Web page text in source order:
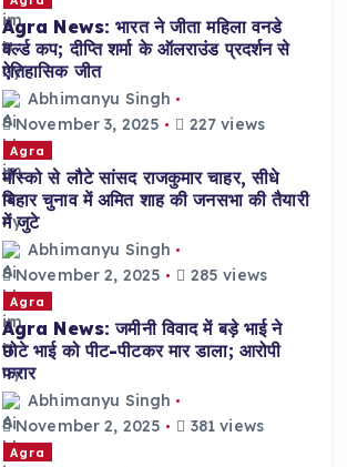
Agra News: भारत ने जीता महिला वनडे
वर्ल्ड कप; दीप्ति शर्मा के ऑलराउंड प्रदर्शन से
ऐतिहासिक जीत
Abhimanyu Singh
November 3, 2025
227 views
Agra
मॉस्को से लौटे सांसद राजकुमार चाहर, सीधे
बिहार चुनाव में अमित शाह की जनसभा की तैयारी
में जुटे
Abhimanyu Singh
November 2, 2025
285 views
Agra
Agra News: जमीनी विवाद में बड़े भाई ने
छोटे भाई को पीट-पीटकर मार डाला; आरोपी
फरार
Abhimanyu Singh
November 2, 2025
381 views
Agra